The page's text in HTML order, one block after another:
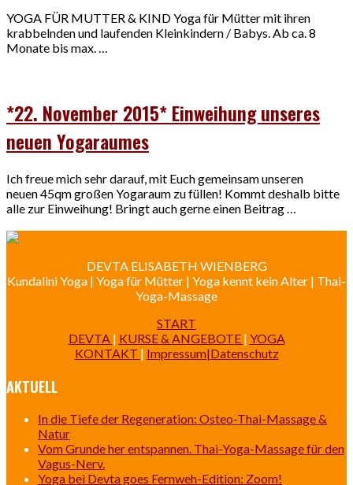
YOGA FÜR MUTTER & KIND Yoga für Mütter mit ihren
krabbelnden und laufenden Kleinkindern / Babys. Ab ca. 8
Monate bis max. …
*22. November 2015* Einweihung unseres
neuen Yogaraumes
Ich freue mich sehr darauf, mit Euch gemeinsam unseren
neuen 45qm großen Yogaraum zu füllen! Kommt deshalb bitte
alle zur Einweihung! Bringt auch gerne einen Beitrag …
DEVTA ELISABETH WIENBERG
Kundalini Yoga | Yoga für Mütter | Yoga kennt kein Alter | Thai-
Yoga-Massage
START
DEVTA | KURSE & ANGEBOTE | YOGA
KONTAKT | Impressum|Datenschutz
AKTUELL
In die Tiefe der Regeneration: Osteo-Thai-Massage &
Natur
Vom Grunde her entspannen. Thai-Yoga-Massage für den
Vagus-Nerv.
Yoga bei Devta goes Fernweh-Edition: Zoom!